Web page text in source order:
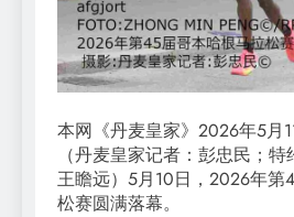
本网《丹麦皇家》2026年5月
（丹麦皇家记者：彭忠民；特
王瞻远）5月10日，2026年第
松赛圆满落幕。